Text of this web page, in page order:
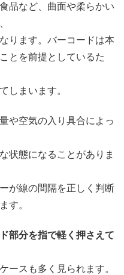
品など、曲面や柔らかい
ります。バーコードは本
とを前提としているた
しまいます。
や空気の入り具合によっ
状態になることがありま
が線の間隔を正しく判断
す。
部分を指で軽く押さえて
ースも多く見られます。